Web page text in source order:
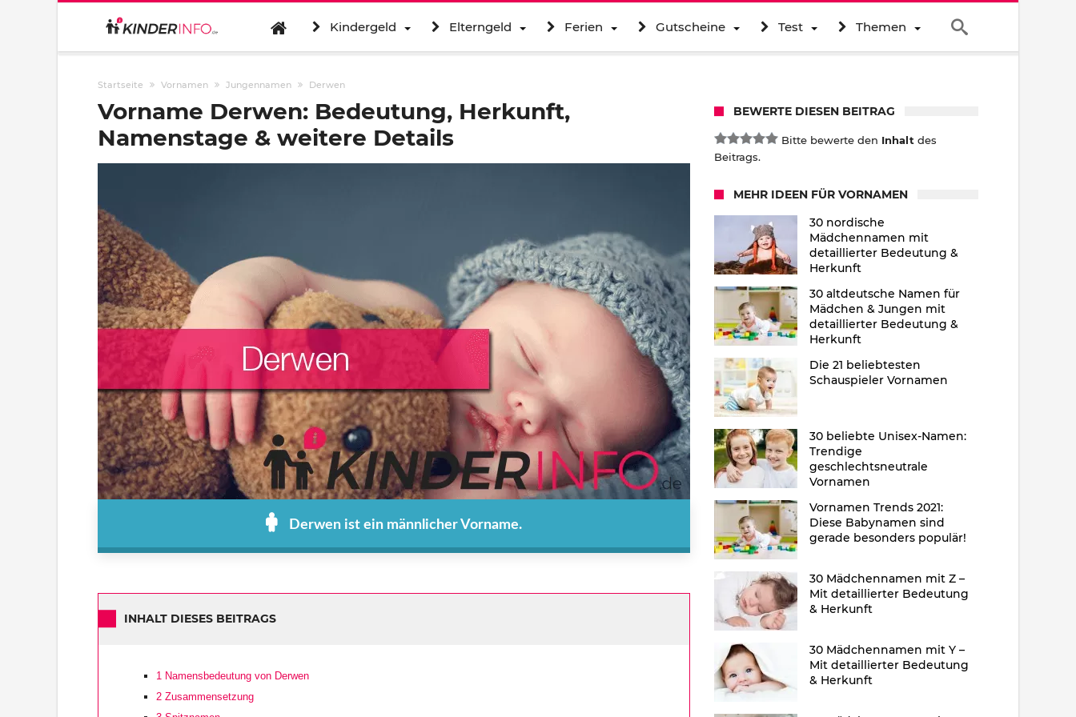
Kindergeld Elterngeld Ferien Gutscheine Test Themen
Startseite Vornamen Jungennamen Derwen
Vorname Derwen: Bedeutung, Herkunft,
Namenstage & weitere Details
Derwen ist ein männlicher Vorname.
INHALT DIESES BEITRAGS
1 Namensbedeutung von Derwen
2 Zusammensetzung
BEWERTE DIESEN BEITRAG
Bitte bewerte den Inhalt des
Beitrags.
MEHR IDEEN FÜR VORNAMEN
30 nordische
Mädchennamen mit
detaillierter Bedeutung &
Herkunft
30 altdeutsche Namen für
Mädchen & Jungen mit
detaillierter Bedeutung &
Herkunft
Die 21 beliebtesten
Schauspieler Vornamen
30 beliebte Unisex-Namen:
Trendige
geschlechtsneutrale
Vornamen
Vornamen Trends 2021:
Diese Babynamen sind
gerade besonders populär!
30 Mädchennamen mit Z –
Mit detaillierter Bedeutung
& Herkunft
30 Mädchennamen mit Y –
Mit detaillierter Bedeutung
& Herkunft